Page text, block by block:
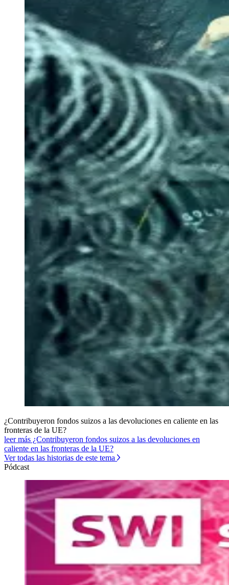
¿Contribuyeron fondos suizos a las devoluciones en caliente en las
fronteras de la UE?
leer más ¿Contribuyeron fondos suizos a las devoluciones en
caliente en las fronteras de la UE?
Ver todas las historias de este tema
Pódcast